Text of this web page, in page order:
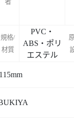
者
規格/
材質
PVC・
ABS・ポリ
エステル